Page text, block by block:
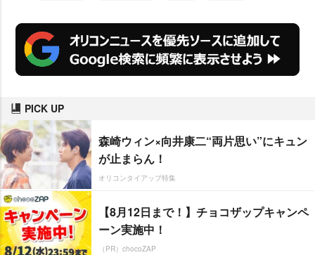
PICK UP
森崎ウィン×向井康二“両片思い”にキュン
が止まらん！
オリコンタイアップ特集
【8月12日まで！】チョコザップキャンペ
ーン実施中！
（PR）chocoZAP